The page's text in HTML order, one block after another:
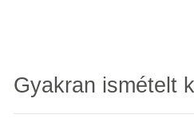
Gyakran ismételt